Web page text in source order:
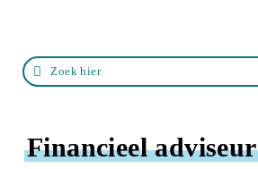
Financieel adviseur